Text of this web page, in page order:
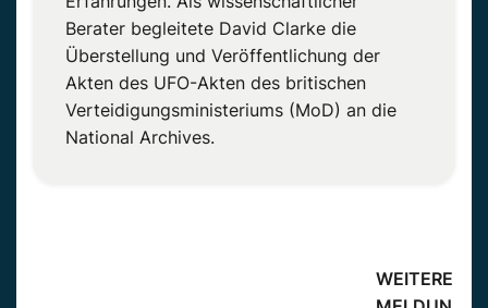
Berater begleitete David Clarke die
Überstellung und Veröffentlichung der
Akten des UFO-Akten des britischen
Verteidigungsministeriums (MoD) an die
National Archives.
WEITERE